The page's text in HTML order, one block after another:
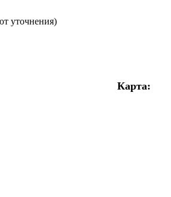
уточнения)
Карта: